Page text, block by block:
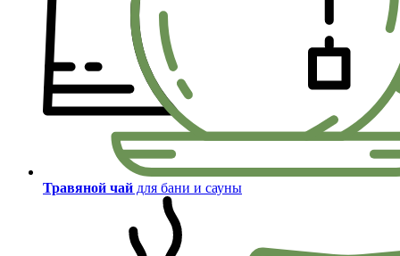
Травяной чай для бани и сауны